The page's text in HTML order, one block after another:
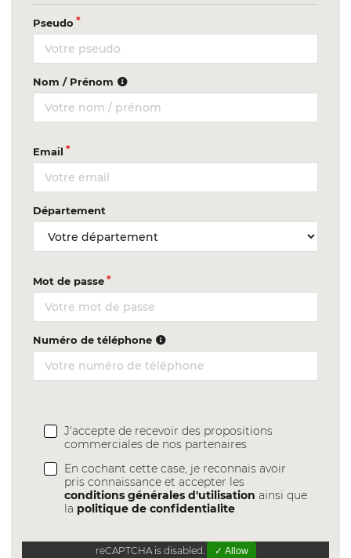
Pseudo
Nom / Prénom
Email
Département
Mot de passe
Numéro de téléphone
J'accepte de recevoir des propositions
commerciales de nos partenaires
En cochant cette case, je reconnais avoir
pris connaissance et accepter les
conditions générales d'utilisation ainsi que
la politique de confidentialite
reCAPTCHA is disabled. ✓ Allow